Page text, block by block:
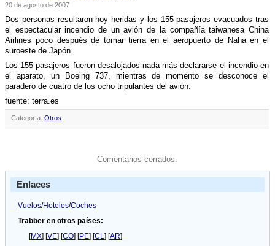
20 de agosto de 2007
Dos personas resultaron hoy heridas y los 155 pasajeros evacuados tras
el espectacular incendio de un avión de la compañí­a taiwanesa China
Airlines poco después de tomar tierra en el aeropuerto de Naha en el
suroeste de Japón.
Los 155 pasajeros fueron desalojados nada más declararse el incendio en
el aparato, un Boeing 737, mientras de momento se desconoce el
paradero de cuatro de los ocho tripulantes del avión.
fuente: terra.es
Categoría: Otros
Comentarios cerrados.
Enlaces
Vuelos/Hoteles/Coches
Trabber en otros países:
[MX] [VE] [CO] [PE] [CL] [AR]